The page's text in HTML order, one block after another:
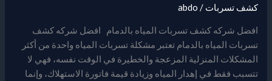
كشف تسربات /
abdo
افضل شركه كشف تسربات المياه بالدمام افضل شركه كشف
تسربات المياه بالدمام تعتبر مشكلة تسربات المياه واحدة من أكثر
المشكلات المنزلية المزعجة والخطيرة في الوقت نفسه، فهي لا
تتسبب فقط في إهدار المياه وزيادة قيمة فاتورة الاستهلاك، وإنما
تسربات
بالدمام